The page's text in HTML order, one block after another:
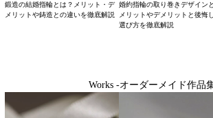
鍛造の結婚指輪とは？メリット・デ
メリットや鋳造との違いを徹底解説
婚約指輪の取り巻きデザイン
メリットやデメリットと後悔
選び方を徹底解説
Works -オーダーメイド作品